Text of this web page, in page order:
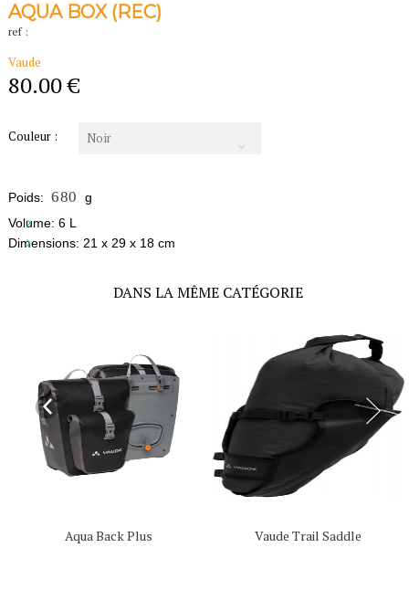
AQUA BOX (REC)
ref :
Vaude
80.00 €
Couleur : Noir
Poids: 680
g
Volume: 6 L
Dimensions: 21 x 29 x 18 cm
DANS LA MÊME CATÉGORIE
Aqua Back Plus Vaude Trail Saddle